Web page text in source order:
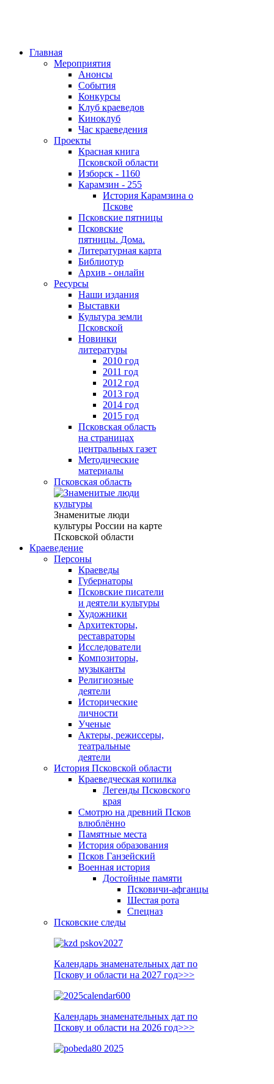
Главная
Мероприятия
Анонсы
События
Конкурсы
Клуб краеведов
Киноклуб
Час краеведения
Проекты
Красная книга
Псковской области
Изборск - 1160
Карамзин - 255
История Карамзина о
Пскове
Псковские пятницы
Псковские
пятницы. Дома.
Литературная карта
Библиотур
Архив - онлайн
Ресурсы
Наши издания
Выставки
Культура земли
Псковской
Новинки
литературы
2010 год
2011 год
2012 год
2013 год
2014 год
2015 год
Псковская область
на страницах
центральных газет
Методические
материалы
Псковская область
Знаменитые люди
культуры России на карте
Псковской области
Краеведение
Персоны
Краеведы
Губернаторы
Псковские писатели
и деятели культуры
Художники
Архитекторы,
реставраторы
Исследователи
Композиторы,
музыканты
Религиозные
деятели
Исторические
личности
Ученые
Актеры, режиссеры,
театральные
деятели
История Псковской области
Краеведческая копилка
Легенды Псковского
края
Смотрю на древний Псков
влюблённо
Памятные места
История образования
Псков Ганзейский
Военная история
Достойные памяти
Псковичи-афганцы
Шестая рота
Спецназ
Псковские следы
Календарь знаменательных дат по
Пскову и области на 2027 год>>>
Календарь знаменательных дат по
Пскову и области на 2026 год>>>